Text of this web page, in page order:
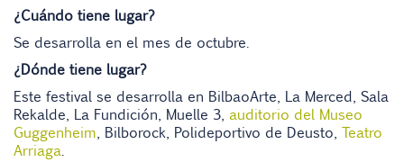
¿Cuándo tiene lugar?
Se desarrolla en el mes de octubre.
¿Dónde tiene lugar?
Este festival se desarrolla en BilbaoArte, La Merced, Sala
Rekalde, La Fundición, Muelle 3, auditorio del Museo
Guggenheim, Bilborock, Polideportivo de Deusto, Teatro
Arriaga.